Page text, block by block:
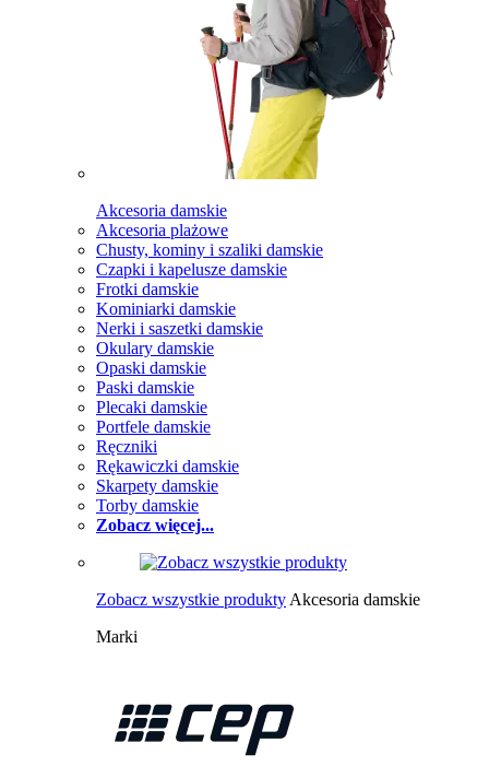
Akcesoria damskie
Akcesoria plażowe
Chusty, kominy i szaliki damskie
Czapki i kapelusze damskie
Frotki damskie
Kominiarki damskie
Nerki i saszetki damskie
Okulary damskie
Opaski damskie
Paski damskie
Plecaki damskie
Portfele damskie
Ręczniki
Rękawiczki damskie
Skarpety damskie
Torby damskie
Zobacz więcej...
Zobacz wszystkie produkty Akcesoria damskie
Marki